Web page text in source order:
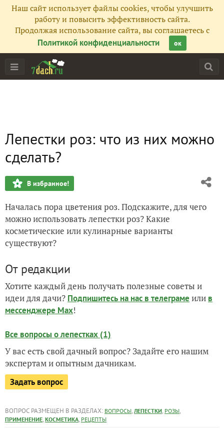
Наш сайт использует файлы cookies, чтобы улучшить
работу и повысить эффективность сайта.
Продолжая использование сайта, вы соглашаетесь с
Политикой конфиденциальности
ок
Лепестки роз: что из них можно
сделать?
В избранное!
Началась пора цветения роз. Подскажите, для чего
можно использовать лепестки роз? Какие
косметические или кулинарные варианты
существуют?
От редакции
Хотите каждый день получать полезные советы и
идеи для дачи? Подпишитесь на нас в телеграме или в
мессенджере Max!
Все вопросы о лепестках (1)
У вас есть свой дачный вопрос? Задайте его нашим
экспертам и опытным дачникам.
Задать вопрос
ВОПРОС РАЗМЕЩЕН В РАЗДЕЛАХ: ВОПРОСЫ, ЛЕПЕСТКИ, РОЗЫ,
ПРИМЕНЕНИЕ, КОСМЕТИКА, РЕЦЕПТЫ